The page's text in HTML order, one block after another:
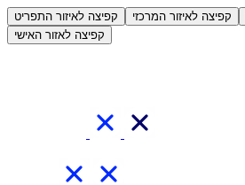
קפיצה לאיזור התפריט קפיצה לאיזור המרכזי
קפיצה לאזור האישי